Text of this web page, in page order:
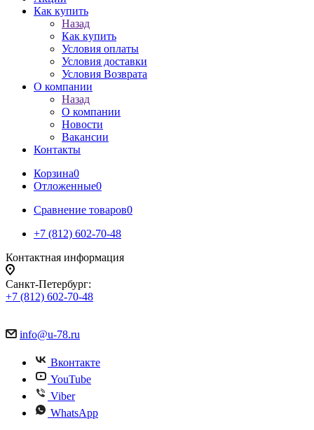
Как купить
Назад
Как купить
Условия оплаты
Условия доставки
Условия Возврата
О компании
Назад
О компании
Новости
Вакансии
Контакты
Корзина0
Отложенные0
Сравнение товаров0
+7 (812) 602-70-48
Контактная информация
Санкт-Петербург:
+7 (812) 602-70-48
info@u-78.ru
Вконтакте
YouTube
Viber
WhatsApp